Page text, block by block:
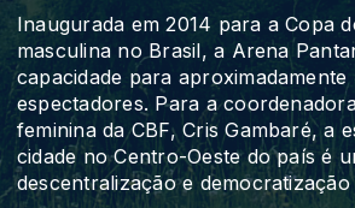
Inaugurada em 2014 para a Copa
masculina no Brasil, a Arena
capacidade para
espectadores. Para a
feminina da CBF, Cris Gambaré, a
cidade no Centro-Oeste do país é
descentralização e democratização